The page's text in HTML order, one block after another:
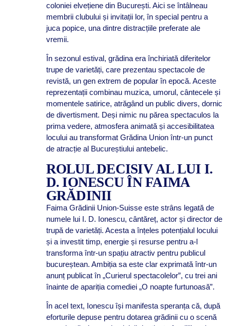
coloniei elvețiene din București. Aici se întâlneau
membrii clubului și invitații lor, în special pentru a
juca popice, una dintre distracțiile preferate ale
vremii.
În sezonul estival, grădina era închiriată diferitelor
trupe de varietăți, care prezentau spectacole de
revistă, un gen extrem de popular în epocă. Aceste
reprezentații combinau muzica, umorul, cântecele și
momentele satirice, atrăgând un public divers, dornic
de divertisment. Deși nimic nu părea spectaculos la
prima vedere, atmosfera animată și accesibilitatea
locului au transformat Grădina Union într-un punct
de atracție al Bucureștiului antebelic.
ROLUL DECISIV AL LUI I.
D. IONESCU ÎN FAIMA
GRĂDINII
Faima Grădinii Union-Suisse este strâns legată de
numele lui I. D. Ionescu, cântăreț, actor și director de
trupă de varietăți. Acesta a înțeles potențialul locului
și a investit timp, energie și resurse pentru a-l
transforma într-un spațiu atractiv pentru publicul
bucureștean. Ambiția sa este clar exprimată într-un
anunț publicat în „Curierul spectacolelor”, cu trei ani
înainte de apariția comediei „O noapte furtunoasă”.
În acel text, Ionescu își manifesta speranța că, după
eforturile depuse pentru dotarea grădinii cu o scenă